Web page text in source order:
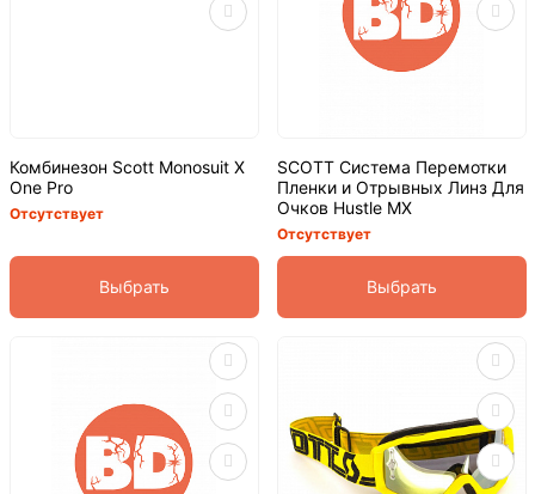
Комбинезон Scott Monosuit X
One Pro
Отсутствует
Выбрать
SCOTT Система Перемотки
Пленки и Отрывных Линз Для
Очков Hustle MX
Отсутствует
Выбрать